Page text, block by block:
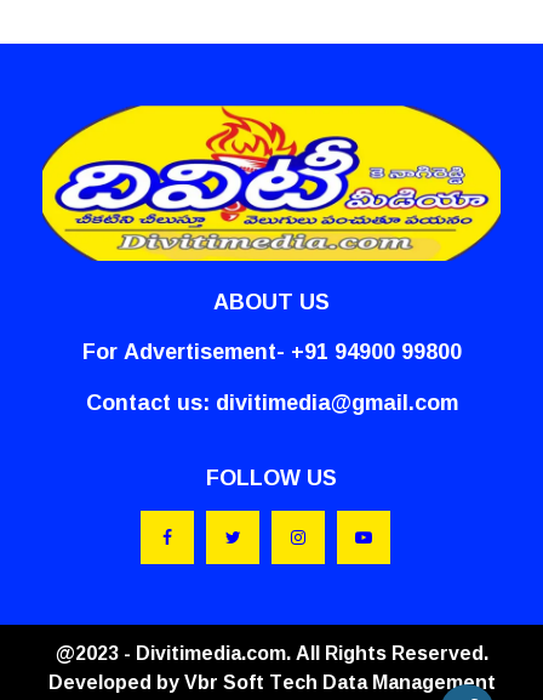
ABOUT US
For Advertisement- +91 94900 99800
Contact us: divitimedia@gmail.com
FOLLOW US
@2023 - Divitimedia.com. All Rights Reserved.
Developed byVbr Soft Tech Data Management